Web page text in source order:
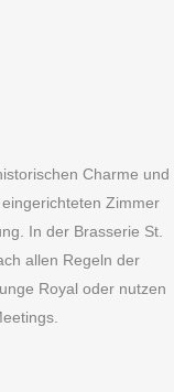
Charme und
Zimmer
In der Brasserie St.
allen Regeln der
Royal oder nutzen